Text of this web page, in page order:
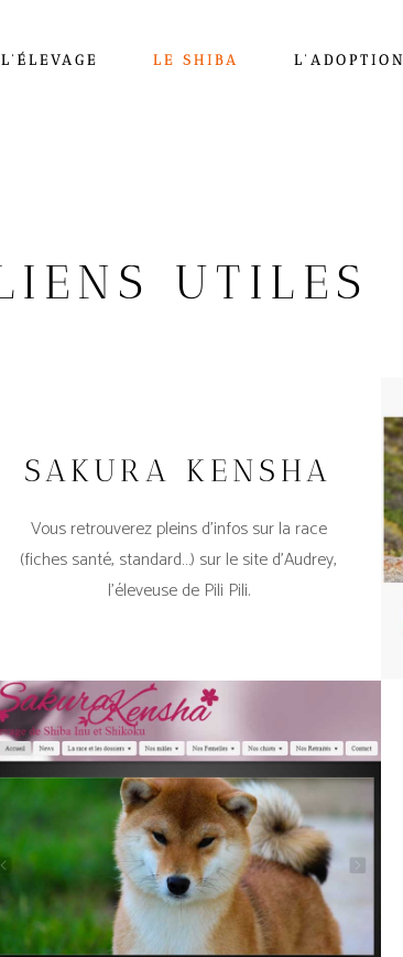
L’ÉLEVAGE LE SHIBA L’ADOPTION
UTILES
SAKURA KENSHA
Vous retrouverez pleins d’infos sur la race
(fiches santé, standard…) sur le site d’Audrey,
l’éleveuse de Pili Pili.